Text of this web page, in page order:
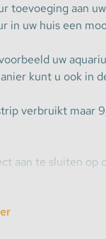
toevoeging aan
in uw huis een
uw
kunt u ook in
verbruikt maar
aan te sluiten op